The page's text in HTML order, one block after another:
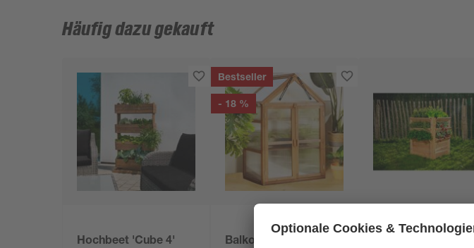
Häufig dazu gekauft
Hochbeet 'Cube 4'
Bestseller
- 18 %
Balkon-Gewächshaus
Westmann